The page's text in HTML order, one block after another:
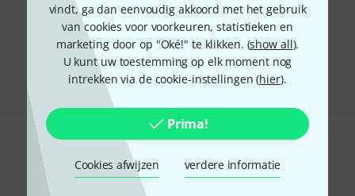
vindt, ga dan eenvoudig akkoord met het gebruik
van cookies voor voorkeuren, statistieken en
marketing door op "Oké!" te klikken. (show all).
U kunt uw toestemming op elk moment nog
intrekken via de cookie-instellingen (hier).
Prima!
Cookies afwijzen verdere informatie
Bevalt het wat u ziet?
Delen Hulp & Feedback